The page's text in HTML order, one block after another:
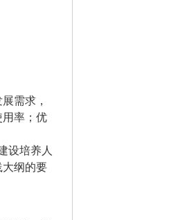
需求，
用率；优
设培养人
大纲的要